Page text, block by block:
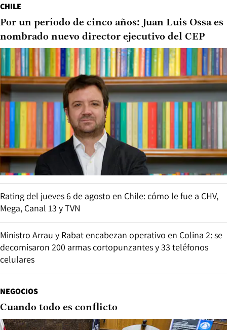
CHILE
Por un período de cinco años: Juan Luis Ossa es
nombrado nuevo director ejecutivo del CEP
Rating del jueves 6 de agosto en Chile: cómo le fue a CHV,
Mega, Canal 13 y TVN
Ministro Arrau y Rabat encabezan operativo en Colina 2: se
decomisaron 200 armas cortopunzantes y 33 teléfonos
celulares
NEGOCIOS
Cuando todo es conflicto